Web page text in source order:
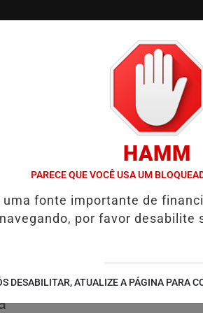
CONTATO /
EM CASO DE IDOSA QUE MORREU
audiência
do Estado para
HAMM
PARECE QUE VOCÊ USA UM
fonte importante de
por favor desabilite
DESABILITAR, ATUALIZE A PÁGINA PARA